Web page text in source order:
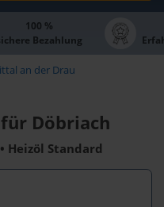
100 %
Bezahlung
an der Drau
Döbriach
Heizöl Standard